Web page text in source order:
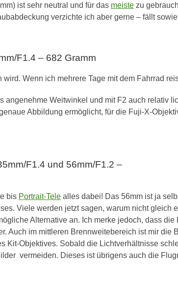
ist sehr neutral und für das meiste zu
verzichte ich aber gerne – fällt
F1.4 – 682 Gramm
Wenn ich mehrere Tage mit dem Fahrrad
Weitwinkel und mit F2 auch relativ
Abbildung ermöglicht, für die Fuji-X-
F1.4 und 56mm/F1.2 –
bis Portrait-Tele alles dabei! Das 56mm ist ja
Viele werden jetzt sagen, warum nicht gleich
Alternative an. Ich merke jedoch, dass die
Auch im mittleren Brennweitebereich ist mir die
Objektives. Sobald die Lichtverhältnisse
vermeiden. Dieses ist übrigens auch die